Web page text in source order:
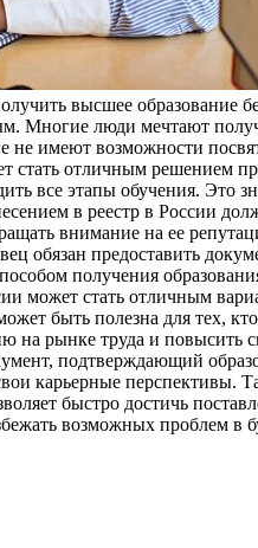
высшее
Многие люди мечтают
имеют возможности
стать отличным решением
все этапы обучения. Это
в реестр в России
внимание на ее
обязан предоставить
получения
может стать отличным
быть полезна для тех,
рынке труда и повысить
подтверждающий
карьерные
быстро достичь
возможных проблем в